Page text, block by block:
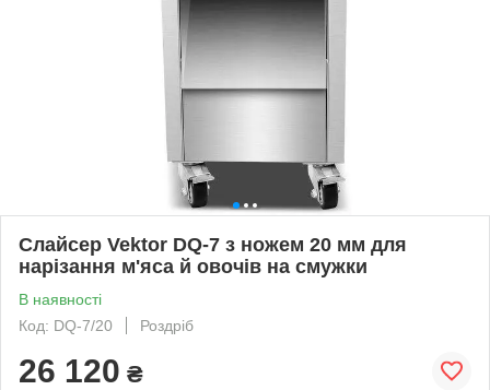
Слайсер Vektor DQ-7 з ножем 20 мм для
нарізання м'яса й овочів на смужки
В наявності
Код: DQ-7/20
Роздріб
26 120 ₴